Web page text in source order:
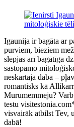
Igaunija ir bagāta ar
purviem, bieziem
slēpjas arī bagātīga
sastopamo
neskartajā dabā –
romantisks kā
Murumemmeju?
testu
visvairāk atbilst Tev,
dabā!